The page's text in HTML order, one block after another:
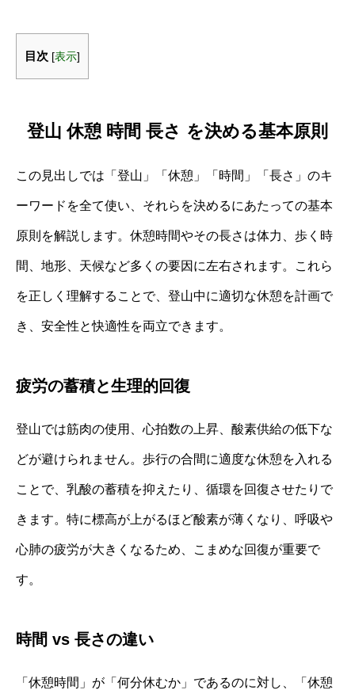
目次 [表示]
登山 休憩 時間 長さ を決める基本原則
この見出しでは「登山」「休憩」「時間」「長さ」のキ
ーワードを全て使い、それらを決めるにあたっての基本
原則を解説します。休憩時間やその長さは体力、歩く時
間、地形、天候など多くの要因に左右されます。これら
を正しく理解することで、登山中に適切な休憩を計画で
き、安全性と快適性を両立できます。
疲労の蓄積と生理的回復
登山では筋肉の使用、心拍数の上昇、酸素供給の低下な
どが避けられません。歩行の合間に適度な休憩を入れる
ことで、乳酸の蓄積を抑えたり、循環を回復させたりで
きます。特に標高が上がるほど酸素が薄くなり、呼吸や
心肺の疲労が大きくなるため、こまめな回復が重要で
す。
時間 vs 長さの違い
「休憩時間」が「何分休むか」であるのに対し、「休憩